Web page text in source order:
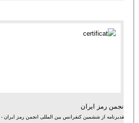
انجمن رمز ایران
تقدیرنامه از ششمین کنفرانس بین المللی انجمن رمز ایران - سال